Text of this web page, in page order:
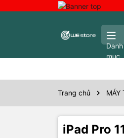
Danh
mục
Trang chủ MÁY
iPad Pro